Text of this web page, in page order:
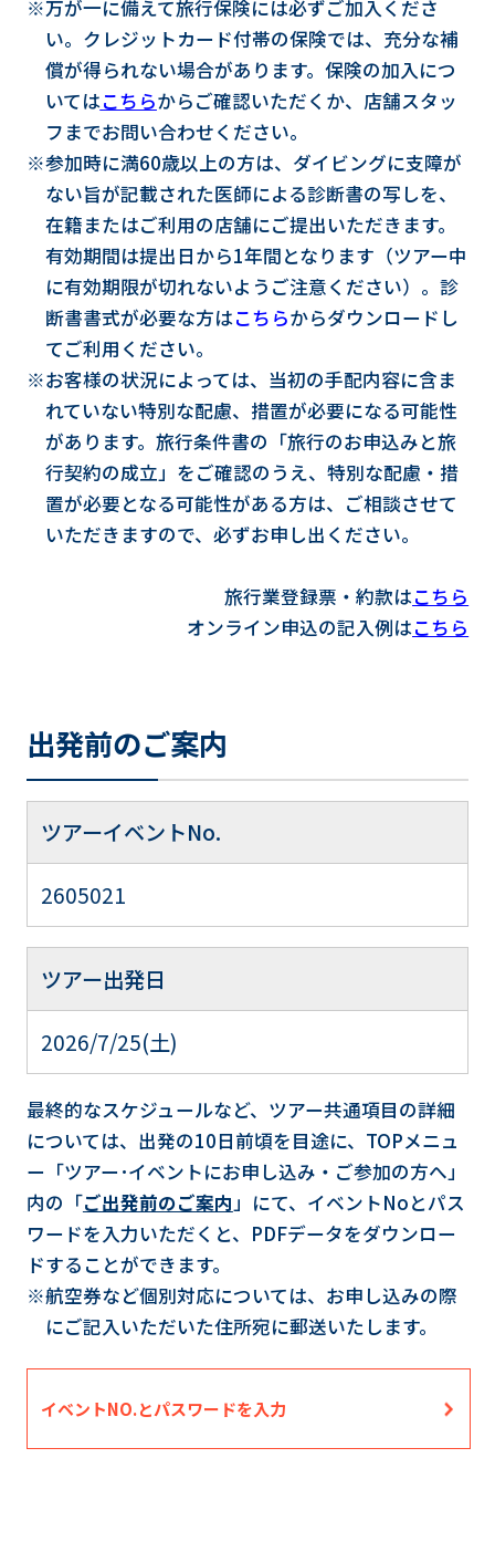
※万が一に備えて旅行保険には必ずご加入くださ
い。クレジットカード付帯の保険では、充分な補
償が得られない場合があります。保険の加入につ
いてはこちらからご確認いただくか、店舗スタッ
フまでお問い合わせください。
※参加時に満60歳以上の方は、ダイビングに支障が
ない旨が記載された医師による診断書の写しを、
在籍またはご利用の店舗にご提出いただきます。
有効期間は提出日から1年間となります（ツアー中
に有効期限が切れないようご注意ください）。診
断書書式が必要な方はこちらからダウンロードし
てご利用ください。
※お客様の状況によっては、当初の手配内容に含ま
れていない特別な配慮、措置が必要になる可能性
があります。旅行条件書の「旅行のお申込みと旅
行契約の成立」をご確認のうえ、特別な配慮・措
置が必要となる可能性がある方は、ご相談させて
いただきますので、必ずお申し出ください。
旅行業登録票・約款はこちら
オンライン申込の記入例はこちら
出発前のご案内
ツアーイベントNo.
2605021
ツアー出発日
2026/7/25(土)
最終的なスケジュールなど、ツアー共通項目の詳細
については、出発の10日前頃を目途に、TOPメニュ
ー「ツアー･イベントにお申し込み・ご参加の方へ」
内の「ご出発前のご案内」にて、イベントNoとパス
ワードを入力いただくと、PDFデータをダウンロー
ドすることができます。
※航空券など個別対応については、お申し込みの際
にご記入いただいた住所宛に郵送いたします。
イベントNO.とパスワードを入力